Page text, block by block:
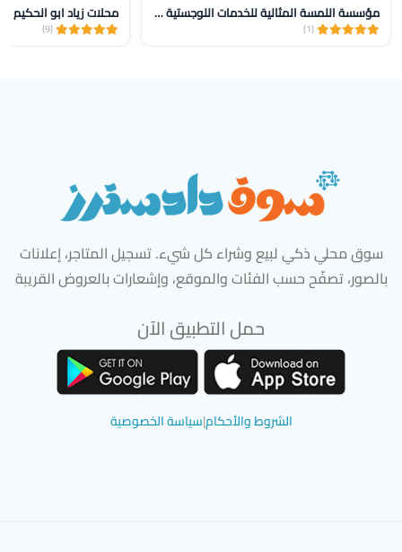
مؤسسة اللمسة المثالية للخدمات اللوجستية للنقل
(1)
محلات زياد ابو الحكيم
(9)
سوق محلي ذكي لبيع وشراء كل شيء. تسجيل المتاجر، إعلانات
بالصور، تصفّح حسب الفئات والموقع، وإشعارات بالعروض القريبة
حمل التطبيق الآن
الشروط والأحكام|سياسة الخصوصية